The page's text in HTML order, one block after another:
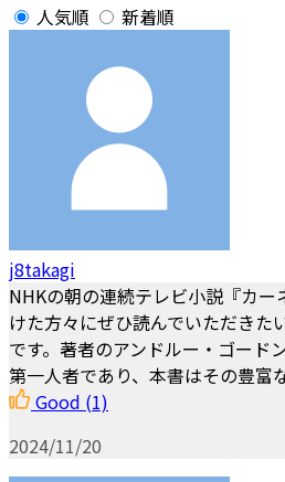
人気順 新着順
j8takagi
NHKの朝の連続テレビ小説『カー
けた方々にぜひ読んでいただきた
です。著者のアンドルー・ゴード
第一人者であり、本書はその豊富
Good (1)
2024/11/20